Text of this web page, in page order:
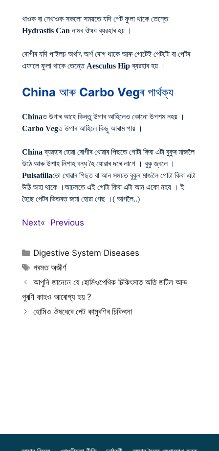
খাওক বা নেখাওক সকলো সময়তে যদি পেট ফুলা থাকে তেন্তে
Hydrastis Can নামৰ ঔষধ ব্যৱহাৰ হয় ।
ৰোগীৰ যদি পাইলচ অৰ্থাৎ অৰ্শ ৰোগ থাকে আৰু গোটেই পেটটো বা পেটৰ
এফালে ফুলা থাকে তেন্তে Aesculus Hipব্যৱহাৰ হয় ।
China আৰু Carbo Vegৰ পাৰ্থক্য
Chinaত উগাৰ আহে কিন্তু উগাৰ আহিলেও কোনো উপশম নহয় ।
Carbo Vegত উগাৰ আহিলে কিছু আৰাম পায় ।
China ব্যৱহাৰ হোৱা ৰোগীৰ খোৱাৰ পিছতে গোটা কিবা এটা বুকুৰ মাজলৈ
উঠে আৰু উশাহ নিশাহ বন্ধ হৈ যোৱাৰ দৰে লাগে । বুকু জ্বলে ।
Pulsatillaতো খোৱাৰ পিছত বা আন সময়ত বুকুৰ মাজলৈ গোটা কিবা এটা
উঠি অহা থাকে ।আচলতে এই গোটা কিবা এটা আন একো নহয় । ই
হৈছে পেটৰ ভিতৰত জমা হোৱা গেছ ।( আগলৈ..)
Next« Previous
Categories
Digestive System Diseases
Tags
গৰমত অজীৰ্ণ
আপুনি জানেনে যে হোমিওপেথিক চিকিৎসাত অতি জটিল আৰু
পুৰণি কাহও আৰোগ্য হয় ?
হোমিও ঔষধেৰে পেট কামুৰণিৰ চিকিৎসা